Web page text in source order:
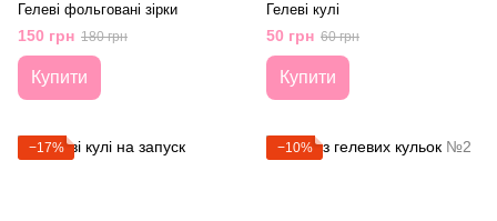
Гелеві фольговані зірки
150 грн 180 грн
Купити
Гелеві кулі
50 грн 60 грн
Купити
−17% −10%